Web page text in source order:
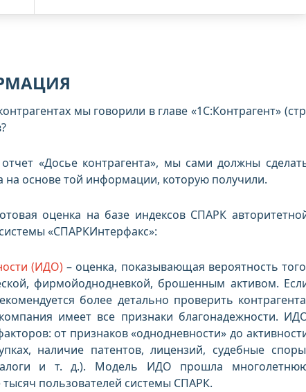
мы говорили в главе «1С:Контрагент»
«Досье контрагента», мы сами должны
на основе той информации, которую получили.
оценка на базе индексов СПАРК
«СПАРКИнтерфакс»:
(ИДО) – оценка, показывающая вероятность
фирмойоднодневкой, брошенным активом.
более детально проверить
имеет все признаки благонадежности.
от признаков «однодневности» до
наличие патентов, лицензий, судебные
и т. д.). Модель ИДО прошла
пользователей системы СПАРК.